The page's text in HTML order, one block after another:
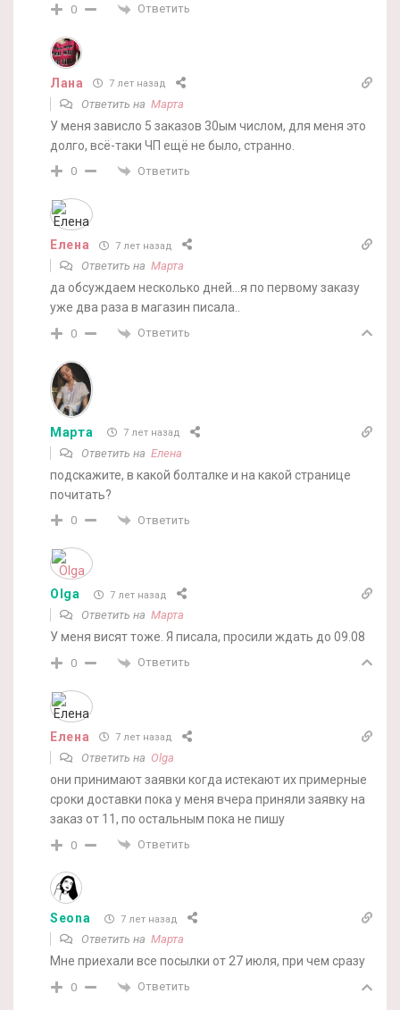
0 Ответить
Лана 7 лет назад
Ответить на Марта
У меня зависло 5 заказов 30ым числом, для меня это
долго, всё-таки ЧП ещё не было, странно.
0 Ответить
Елена 7 лет назад
Ответить на Марта
да обсуждаем несколько дней…я по первому заказу
уже два раза в магазин писала..
0 Ответить
Марта 7 лет назад
Ответить на Елена
подскажите, в какой болталке и на какой странице
почитать?
0 Ответить
Olga 7 лет назад
Ответить на Марта
У меня висят тоже. Я писала, просили ждать до 09.08
0 Ответить
Елена 7 лет назад
Ответить на Olga
они принимают заявки когда истекают их примерные
сроки доставки пока у меня вчера приняли заявку на
заказ от 11, по остальным пока не пишу
0 Ответить
Seona 7 лет назад
Ответить на Марта
Мне приехали все посылки от 27 июля, при чем сразу
0 Ответить